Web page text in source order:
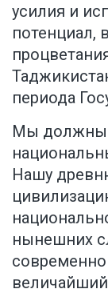
усилия и
потенциал,
периода
Мы должны
Нашу
нынешних